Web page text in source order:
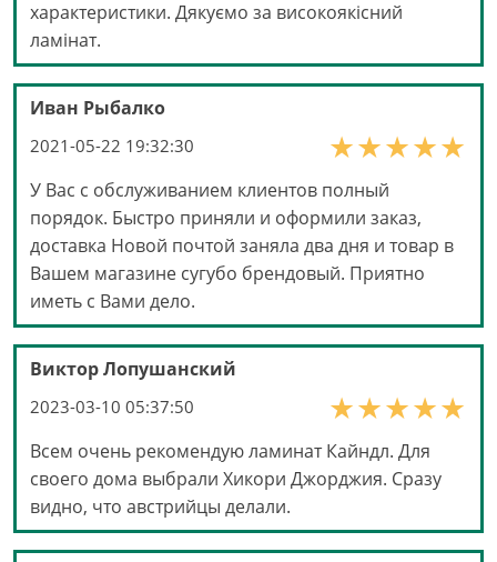
характеристики. Дякуємо за високоякісний
ламінат.
Иван Рыбалко
2021-05-22 19:32:30
У Вас с обслуживанием клиентов полный
порядок. Быстро приняли и оформили заказ,
доставка Новой почтой заняла два дня и товар в
Вашем магазине сугубо брендовый. Приятно
иметь с Вами дело.
Виктор Лопушанский
2023-03-10 05:37:50
Всем очень рекомендую ламинат Кайндл. Для
своего дома выбрали Хикори Джорджия. Сразу
видно, что австрийцы делали.